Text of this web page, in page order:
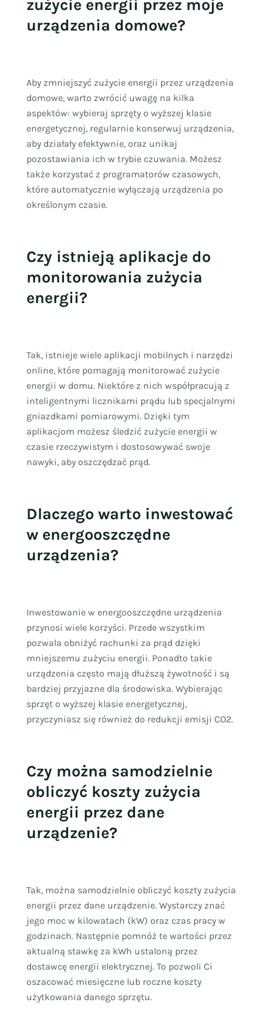
zużycie energii przez moje
urządzenia domowe?
Aby zmniejszyć zużycie energii przez urządzenia
domowe, warto zwrócić uwagę na kilka
aspektów: wybieraj sprzęty o wyższej klasie
energetycznej, regularnie konserwuj urządzenia,
aby działały efektywnie, oraz unikaj
pozostawiania ich w trybie czuwania. Możesz
także korzystać z programatorów czasowych,
które automatycznie wyłączają urządzenia po
określonym czasie.
Czy istnieją aplikacje do
monitorowania zużycia
energii?
Tak, istnieje wiele aplikacji mobilnych i narzędzi
online, które pomagają monitorować zużycie
energii w domu. Niektóre z nich współpracują z
inteligentnymi licznikami prądu lub specjalnymi
gniazdkami pomiarowymi. Dzięki tym
aplikacjom możesz śledzić zużycie energii w
czasie rzeczywistym i dostosowywać swoje
nawyki, aby oszczędzać prąd.
Dlaczego warto inwestować
w energooszczędne
urządzenia?
Inwestowanie w energooszczędne urządzenia
przynosi wiele korzyści. Przede wszystkim
pozwala obniżyć rachunki za prąd dzięki
mniejszemu zużyciu energii. Ponadto takie
urządzenia często mają dłuższą żywotność i są
bardziej przyjazne dla środowiska. Wybierając
sprzęt o wyższej klasie energetycznej,
przyczyniasz się również do redukcji emisji CO2.
Czy można samodzielnie
obliczyć koszty zużycia
energii przez dane
urządzenie?
Tak, można samodzielnie obliczyć koszty zużycia
energii przez dane urządzenie. Wystarczy znać
jego moc w kilowatach (kW) oraz czas pracy w
godzinach. Następnie pomnóż te wartości przez
aktualną stawkę za kWh ustaloną przez
dostawcę energii elektrycznej. To pozwoli Ci
oszacować miesięczne lub roczne koszty
użytkowania danego sprzętu.